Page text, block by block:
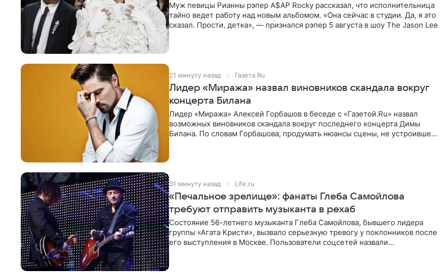
Муж певицы Рианны рэпер A$AP Rocky рассказал, что исполнительница
тайно ведет работу над новым альбомом. «Она сейчас в студии. Да, я это
сказал. Прости, детка», — признался рэпер 5 августа в шоу The Jason Lee
21 минуту назад Газета.Ru
Лидер «Миража» назвал виновников скандала вокруг
концерта Билана
Лидер «Миража» Алексей Горбашов в беседе с «Газетой.Ru» назвал
возможных виновников скандала вокруг последнего концерта Димы
Билана. По словам Горбашова, продумать нюансы сцены, не устроившей
31 минуту назад Life.ru
«Печальное зрелище»: фанаты Глеба Самойлова
требуют отправить музыканта в рехаб
Состояние 56-летнего музыканта Глеба Самойлова, бывшего лидера
группы «Агата Кристи», вызвало серьезную тревогу у поклонников после
его выступления в Москве. Пользователи соцсетей назвали